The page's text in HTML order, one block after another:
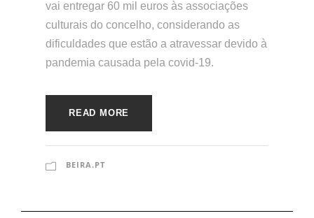
vai entregar 60 mil euros às associações
culturais do concelho, considerando as
dificuldades que estão a atravessar devido à
pandemia causada pela covid-19.
READ MORE
BEIRA.PT